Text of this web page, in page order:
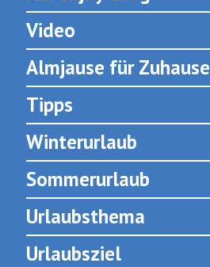
Video
Almjause für Zuhause
Tipps
Winterurlaub
Sommerurlaub
Urlaubsthema
Urlaubsziel